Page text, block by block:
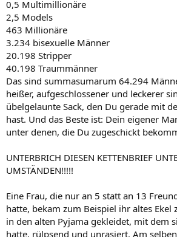
0,5 Multimillionäre
2,5 Models
463 Millionäre
3.234 bisexuelle Männer
20.198 Stripper
40.198 Traummänner
Das sind summasumarum 64.294
heißer, aufgeschlossener und leckerer
übelgelaunte Sack, den Du gerade mit
hast. Und das Beste ist: Dein eigener
unter denen, die Du zugeschickt
UNTERBRICH DIESEN KETTENBRIEF
UMSTÄNDEN!!!!!
Eine Frau, die nur an 5 statt an 13
hatte, bekam zum Beispiel ihr altes Ekel
in den alten Pyjama gekleidet, mit dem
hatte, rülpsend und unrasiert. Am